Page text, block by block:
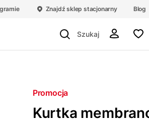
Znajdź sklep stacjonarny Blog
Promocja
Kurtka